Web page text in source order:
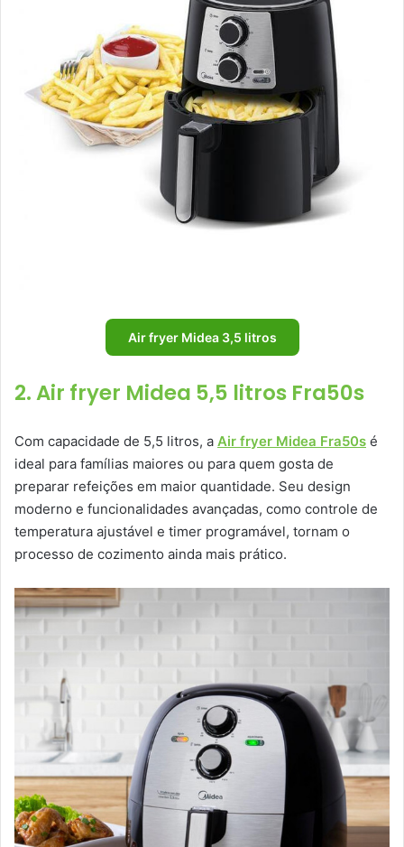
Air fryer Midea 3,5 litros
2. Air fryer Midea 5,5 litros Fra50s
Com capacidade de 5,5 litros, a Air fryer Midea Fra50s é
ideal para famílias maiores ou para quem gosta de
preparar refeições em maior quantidade. Seu design
moderno e funcionalidades avançadas, como controle de
temperatura ajustável e timer programável, tornam o
processo de cozimento ainda mais prático.